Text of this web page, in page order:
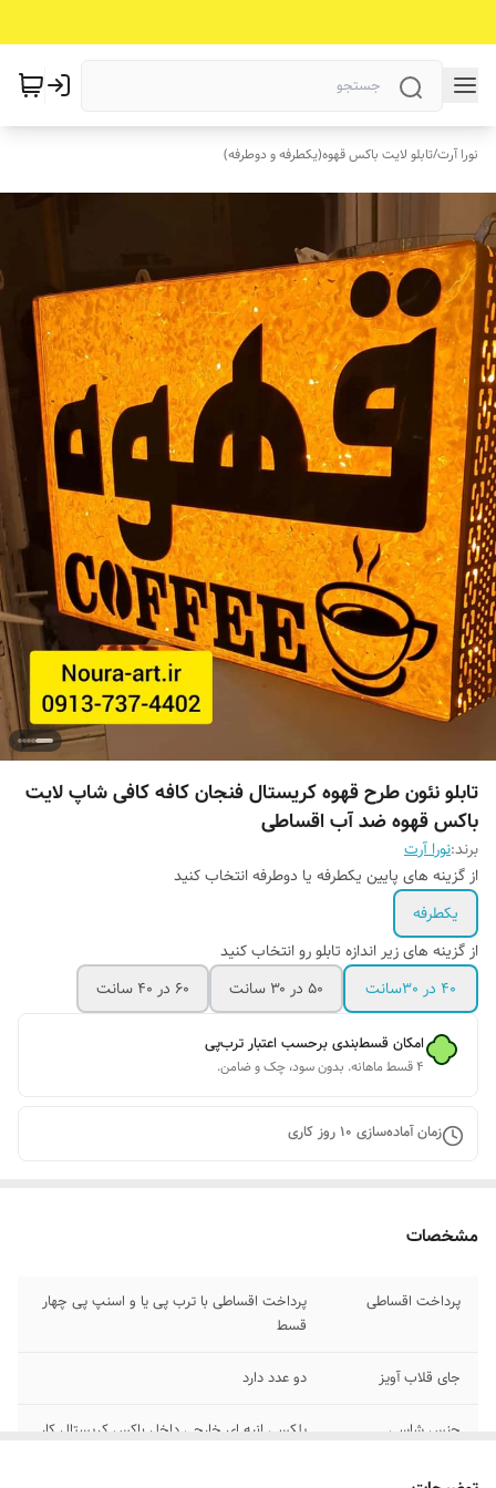
نورا آرت/تابلو لایت باکس قهوه(یکطرفه و دوطرفه)
تابلو نئون طرح قهوه کریستال فنجان کافه کافی شاپ لایت
باکس قهوه ضد آب اقساطی
برند:نورا آرت
از گزینه های پایین یکطرفه یا دوطرفه انتخاب کنید
یکطرفه
از گزینه های زیر اندازه تابلو رو انتخاب کنید
۴۰ در 30سانت
۵۰ در ۳۰ سانت ۶۰ در ۴۰ سانت
امکان قسط‌بندی برحسب اعتبار ترب‌پی
۴ قسط ماهانه. بدون سود، چک و ضامن.
زمان آماده‌سازی 10روز کاری
مشخصات
پرداخت اقساطی
پرداخت اقساطی با ترب پی یا و اسنپ پی چهار
قسط
جای قلاب آویز دو عدد دارد
جنس شاسی
پلکسی انبه ای خارجی داخل باکس کریستال کار